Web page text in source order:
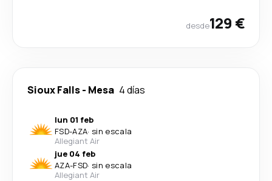
desde129 €
Sioux Falls- Mesa 4 días
lun 01 feb
FSD-AZA· sin escala
Allegiant Air
jue 04 feb
AZA-FSD· sin escala
Allegiant Air